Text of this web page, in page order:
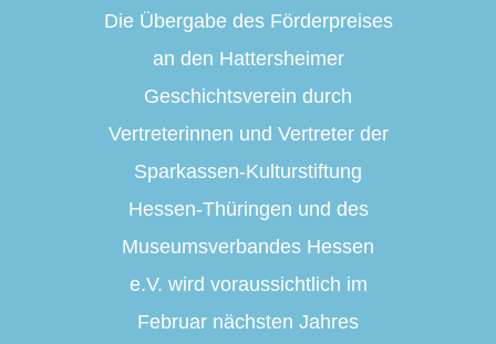
Die Übergabe des Förderpreises
an den Hattersheimer
Geschichtsverein durch
Vertreterinnen und Vertreter der
Sparkassen-Kulturstiftung
Hessen-Thüringen und des
Museumsverbandes Hessen
e.V. wird voraussichtlich im
Februar nächsten Jahres